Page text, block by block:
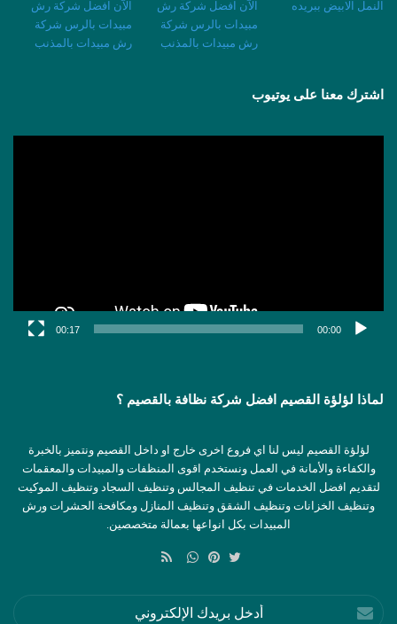
اشترك معنا على يوتيوب
00:00
00:17
لماذا لؤلؤة القصيم افضل شركة نظافة بالقصيم ؟
لؤلؤة القصيم ليس لنا اي فروع اخرى خارج او داخل القصيم ونتميز بالخبرة
والكفاءة والأمانة في العمل ونستخدم اقوى المنظفات والمبيدات والمعقمات
لتقديم افضل الخدمات في تنظيف المجالس وتنظيف السجاد وتنظيف الموكيت
وتنظيف الخزانات وتنظيف الشقق وتنظيف المنازل ومكافحة الحشرات ورش
المبيدات بكل انواعها بعمالة متخصصين.
RSS
أدخل